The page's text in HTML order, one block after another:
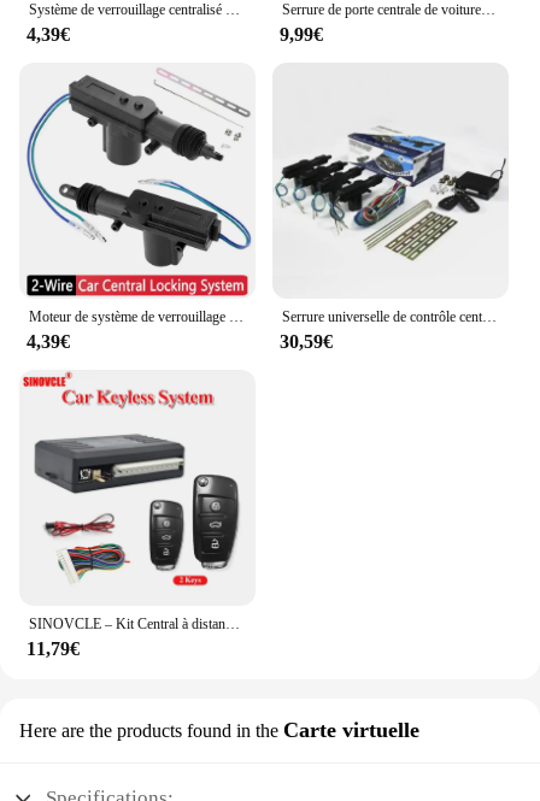
Système de verrouillage centralisé à distance pour voiture à moteur, serrure de porte électrique, actionneur à 2/5 fils, système de sécurité d'alarme de véhicule automatique, 12V, 1-10 pièces
4,39€
Serrure de porte centrale de voiture, système d'entrée sans clé, Kit de verrouillage Central à distance universel 12V
9,99€
Moteur de système de verrouillage central universel à 2 fils, type de odorunique, serrure de porte, actionneur de moteur, remplacement Pats, accessoires automobiles
4,39€
Serrure universelle de contrôle central de voiture avec 4 actionneurs de serrure de porte, télécommande, système d'entrée sans clé, stationnement de localisation SMT, DC 12V
30,59€
SINOVCLE – Kit Central à distance pour voiture, verrouillage de porte, système d'entrée sans clé pour véhicule avec 2 télécommandes
11,79€
Here are the products found in the Carte virtuelle